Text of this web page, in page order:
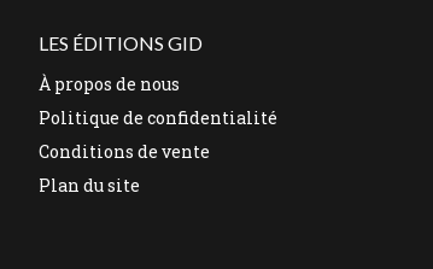
LES ÉDITIONS GID
À propos de nous
Politique de confidentialité
Conditions de vente
Plan du site